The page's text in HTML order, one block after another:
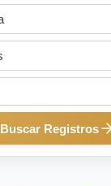
Buscar Registros